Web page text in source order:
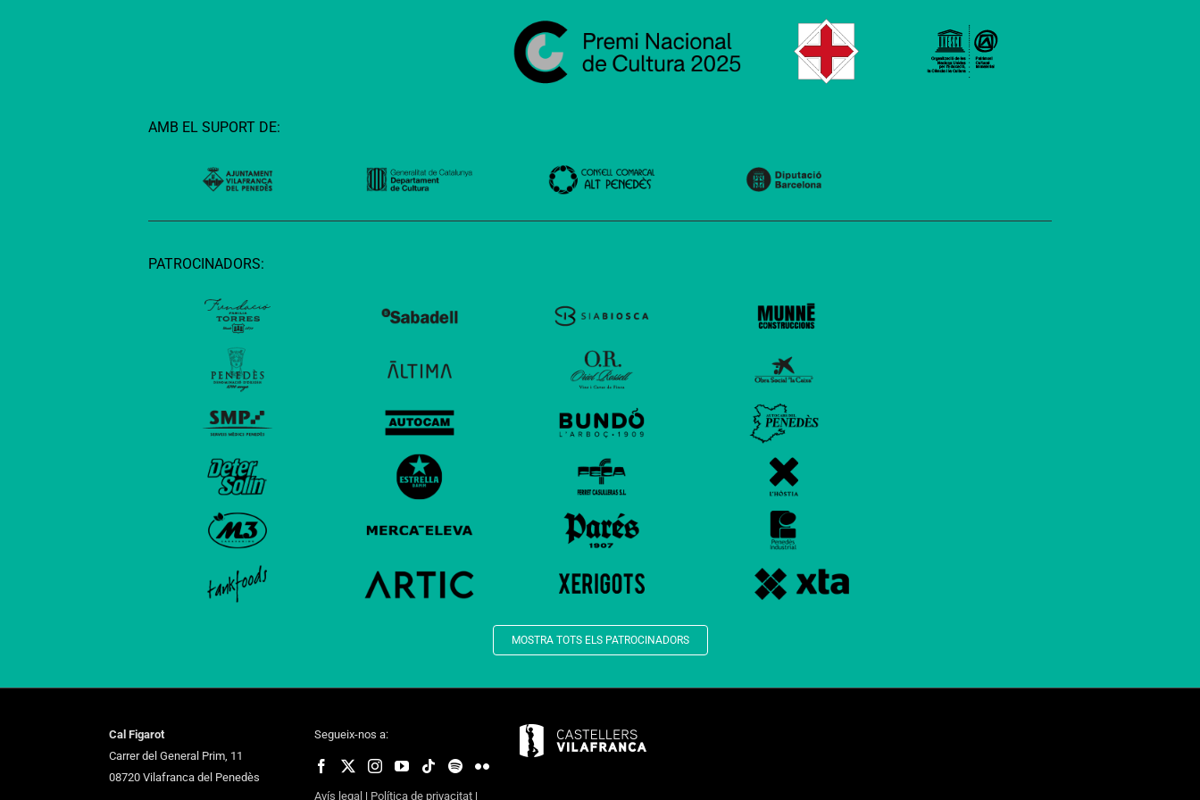
AMB EL SUPORT DE:
PATROCINADORS:
MOSTRA TOTS ELS PATROCINADORS
Cal Figarot
Carrer del General Prim, 11
08720 Vilafranca del Penedès
Segueix-nos a:
Avís legal | Política de privacitat |